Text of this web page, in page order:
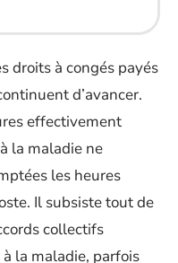
droits à congés payés
d’avancer.
effectivement
la maladie ne
les heures
Il subsiste tout de
collectifs
la maladie, parfois